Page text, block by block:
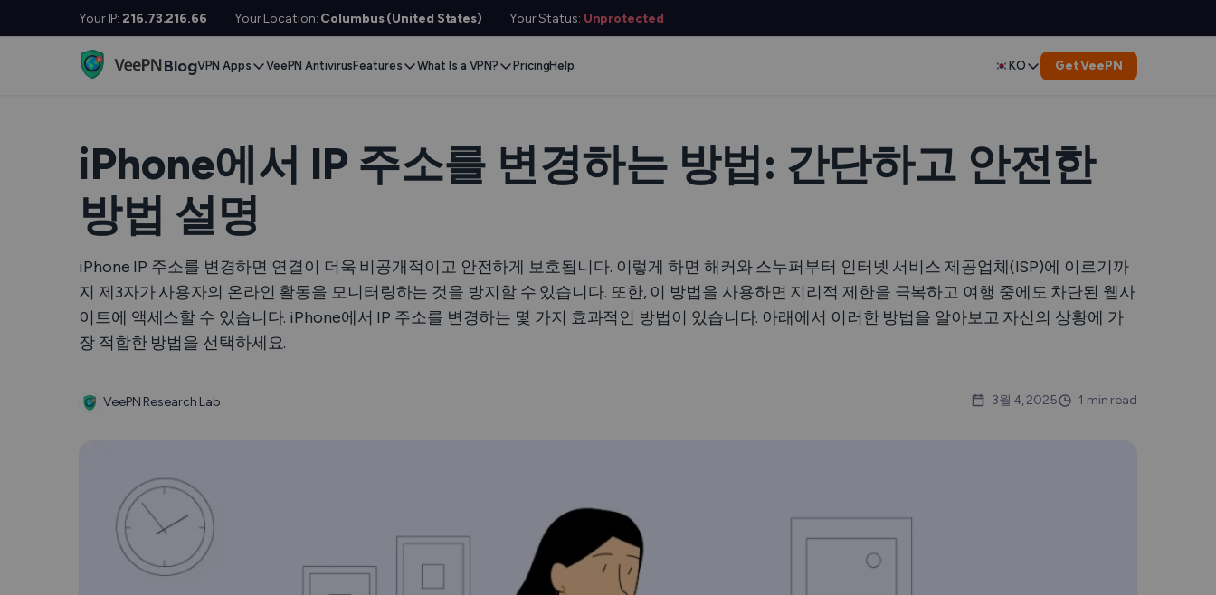
Your IP: 216.73.216.66 Your Location: Columbus (United States) Your Status: Unprotected
BlogVPN Apps
MacOS
Linux
Android Router
PlayStation Firefox
See All Apps
VeePN Antivirus Features
No Log VPN
Online SMS
Extra Features
What Is a VPN?
VPN for Gaming
VPN for Netflix
VPN for ChatGPT
Anonymous IP
Save Money
익명 이메일
VPN Encryption
Hide Your IP
링크 체커
PricingHelp KO
Deutsch
Español
العربية
Indonesia
Get VeePN
iPhone에서 IP 주소를 변경하는 방법: 간단하고 안전한
방법 설명
iPhone IP 주소를 변경하면 연결이 더욱 비공개적이고 안전하게 보호됩니다. 이렇게 하면 해커와 스누퍼부터 인터넷 서비스 제공업체(ISP)에 이르기까
지 제3자가 사용자의 온라인 활동을 모니터링하는 것을 방지할 수 있습니다. 또한, 이 방법을 사용하면 지리적 제한을 극복하고 여행 중에도 차단된 웹사
이트에 액세스할 수 있습니다. iPhone에서 IP 주소를 변경하는 몇 가지 효과적인 방법이 있습니다. 아래에서 이러한 방법을 알아보고 자신의 상황에 가
장 적합한 방법을 선택하세요.
VeePN Research Lab 3월 4, 2025 1 min read